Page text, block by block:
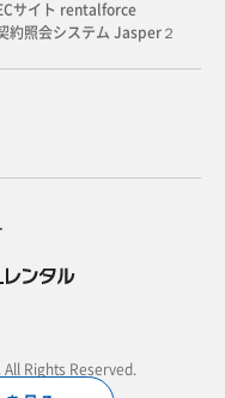
サイト rentalforce
約照会システム Jasper２
Rights Reserved.